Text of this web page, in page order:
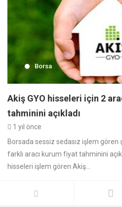
Borsa
Akiş GYO hisseleri için 2
tahminini açıkladı
1 yıl önce
Borsada sessiz sedasız işlem gören
farklı aracı kurum fiyat tahminini
hisseleri işlem gören Akiş...